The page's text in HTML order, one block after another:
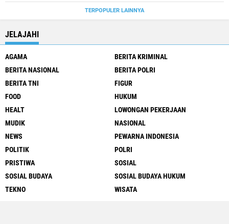
TERPOPULER LAINNYA
JELAJAHI
AGAMA
BERITA KRIMINAL
BERITA NASIONAL
BERITA POLRI
BERITA TNI
FIGUR
FOOD
HUKUM
HEALT
LOWONGAN PEKERJAAN
MUDIK
NASIONAL
NEWS
PEWARNA INDONESIA
POLITIK
POLRI
PRISTIWA
SOSIAL
SOSIAL BUDAYA
SOSIAL BUDAYA HUKUM
TEKNO
WISATA